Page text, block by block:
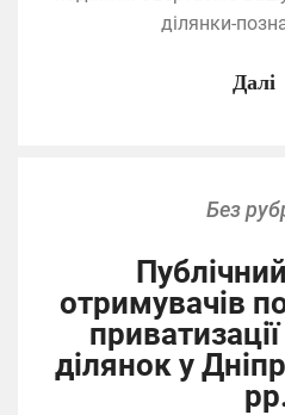
ділянки-
Далі
Без
отримувачів
ділянок у